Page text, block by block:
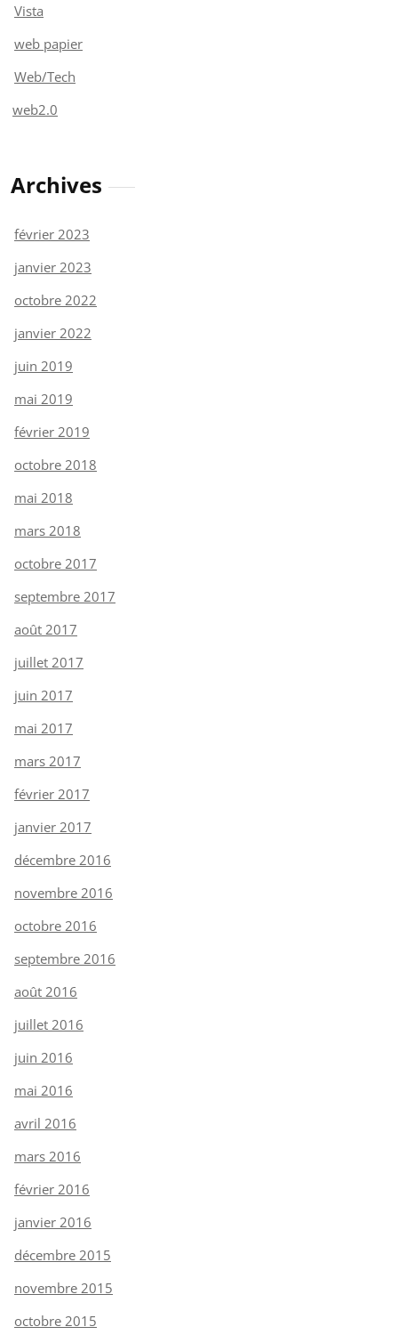
Vista
web papier
Web/Tech
web2.0
Archives
février 2023
janvier 2023
octobre 2022
janvier 2022
juin 2019
mai 2019
février 2019
octobre 2018
mai 2018
mars 2018
octobre 2017
septembre 2017
août 2017
juillet 2017
juin 2017
mai 2017
mars 2017
février 2017
janvier 2017
décembre 2016
novembre 2016
octobre 2016
septembre 2016
août 2016
juillet 2016
juin 2016
mai 2016
avril 2016
mars 2016
février 2016
janvier 2016
décembre 2015
novembre 2015
octobre 2015